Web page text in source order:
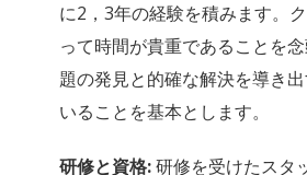
に2，3年の経験を積みます。
って時間が貴重であることを
題の発見と的確な解決を導き
いることを基本とします。
研修と資格:研修を受けたスタ